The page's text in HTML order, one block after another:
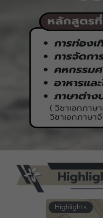
Highlights